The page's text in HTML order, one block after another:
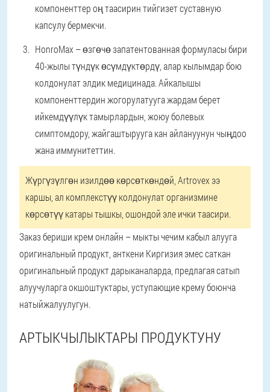
компоненттер оң таасирин тийгизет суставную
капсулу бермекчи.
HonroMax – өзгөчө запатентованная формуласы бири
40-жылы түндүк өсүмдүктөрдү, алар кылымдар бою
колдонулат элдик медицинада. Айкалышы
компоненттердин жогорулатууга жардам берет
ийкемдүүлүк тамырлардын, жоюу болевых
симптомдору, жайгаштырууга кан айлануунун чыңдоо
жана иммунитеттин.
Жүргүзүлгөн изилдөө көрсөткөндөй, Artrovex ээ
каршы, ал комплекстүү колдонулат организмине
көрсөтүү катары тышкы, ошондой эле ички таасири.
Заказ бериши крем онлайн – мыкты чечим кабыл алууга
оригинальный продукт, анткени Киргизия эмес саткан
оригинальный продукт дарыканаларда, предлагая сатып
алуучуларга окшоштуктары, уступающие крему боюнча
натыйжалуулугун.
АРТЫКЧЫЛЫКТАРЫ ПРОДУКТУНУ